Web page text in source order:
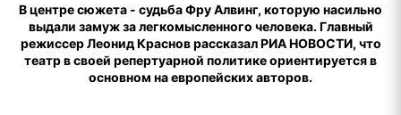
В центре сюжета - судьба Фру Алвинг, которую насильно
выдали замуж за легкомысленного человека. Главный
режиссер Леонид Краснов рассказал РИА НОВОСТИ, что
театр в своей репертуарной политике ориентируется в
основном на европейских авторов.